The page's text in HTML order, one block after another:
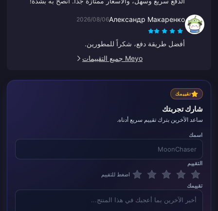
Александр Макаренко
2026/08/06
أفضل طريقة دفع، شكراً للمطورين.
Meyo جميع التقييمات
تقييمك
شارك تجربتك
ساعد الآخرين بترك تقييم سريع أدناه.
اسمك
التقييم
اضغط للتقييم
تقييمك